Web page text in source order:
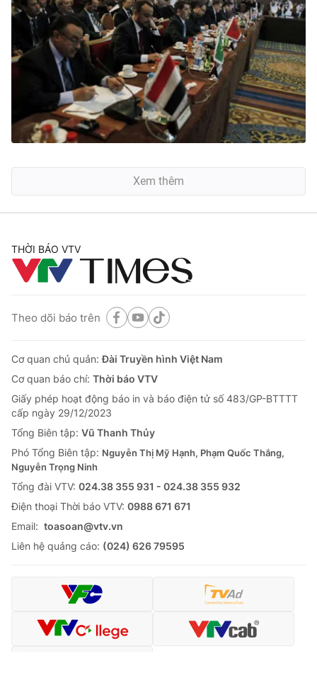
Xem thêm
THỜI BÁO VTV
Theo dõi báo trên
Cơ quan chủ quản:Đài Truyền hình Việt Nam
Cơ quan báo chí: Thời báo VTV
Giấy phép hoạt động báo in và báo điện tử số 483/GP-BTTTT
cấp ngày 29/12/2023
Tổng Biên tập: Vũ Thanh Thủy
Phó Tổng Biên tập: Nguyễn Thị Mỹ Hạnh, Phạm Quốc Thắng,
Nguyễn Trọng Ninh
Tổng đài VTV: 024.38 355 931 - 024.38 355 932
Ðiện thoại Thời báo VTV: 0988 671 671
Email: toasoan@vtv.vn
Liên hệ quảng cáo: (024) 626 79595